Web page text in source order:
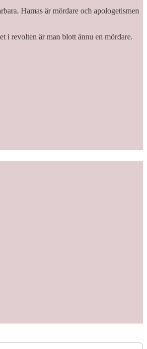
Hamas är mördare och apologetismen
i revolten är man blott ännu en mördare.